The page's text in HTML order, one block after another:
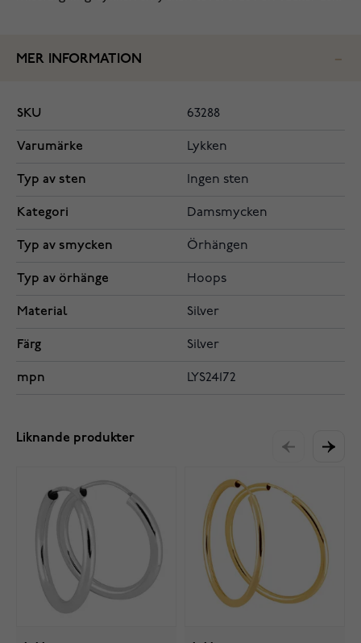
MER INFORMATION
SKU 63288
Varumärke Lykken
Typ av sten Ingen sten
Kategori Damsmycken
Typ av smycken Örhängen
Typ av örhänge Hoops
Material Silver
Färg Silver
mpn LYS24172
Liknande produkter